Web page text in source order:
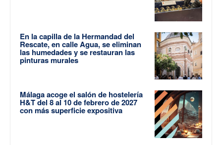
En la capilla de la Hermandad del
Rescate, en calle Agua, se eliminan
las humedades y se restauran las
pinturas murales
Málaga acoge el salón de hostelería
H&T del 8 al 10 de febrero de 2027
con más superficie expositiva